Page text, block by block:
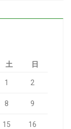
土 日
1 2
8 9
15 16